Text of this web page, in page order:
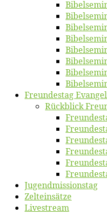
Freun­des­tag
Rück­blick
Jugend­mis­sions­tag
Zelt­ein­sät­ze
Live­stream